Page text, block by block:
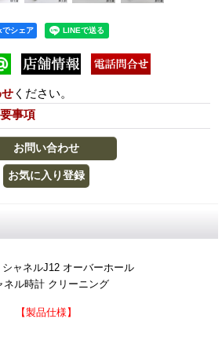
シェア
ください。
事項
ャネルJ12 オーバーホール
ネル時計 クリーニング
【製品仕様】